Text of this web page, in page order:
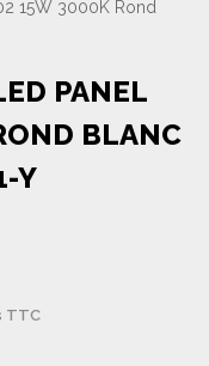
PANEL
BLANC
Y
TTC